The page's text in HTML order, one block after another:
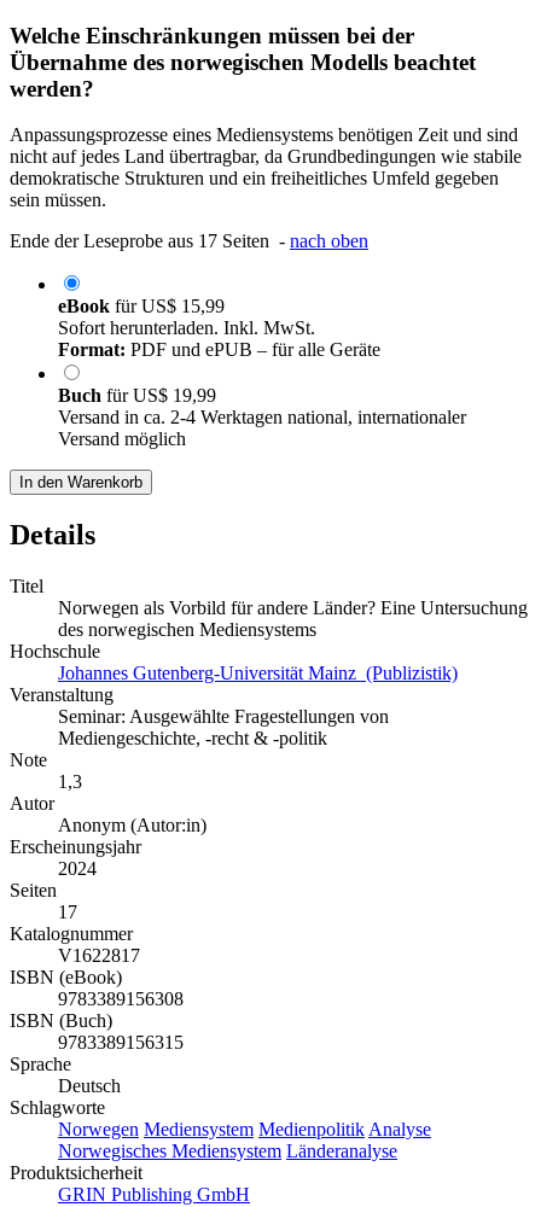
Welche Einschränkungen müssen bei der
Übernahme des norwegischen Modells beachtet
werden?
Anpassungsprozesse eines Mediensystems benötigen Zeit und sind
nicht auf jedes Land übertragbar, da Grundbedingungen wie stabile
demokratische Strukturen und ein freiheitliches Umfeld gegeben
sein müssen.
Ende der Leseprobe aus 17 Seiten - nach oben
eBook fürUS$ 15,99
Sofort herunterladen. Inkl. MwSt.
Format: PDF und ePUB – für alle Geräte
Buch fürUS$ 19,99
Versand in ca. 2-4 Werktagen national, internationaler
Versand möglich
In den Warenkorb
Details
Titel
Norwegen als Vorbild für andere Länder? Eine Untersuchung
des norwegischen Mediensystems
Hochschule
Johannes Gutenberg-Universität Mainz (Publizistik)
Veranstaltung
Seminar: Ausgewählte Fragestellungen von
Mediengeschichte, -recht & -politik
Note
1,3
Autor
Anonym (Autor:in)
Erscheinungsjahr
2024
Seiten
17
Katalognummer
V1622817
ISBN (eBook)
9783389156308
ISBN (Buch)
9783389156315
Sprache
Deutsch
Schlagworte
Norwegen Mediensystem Medienpolitik Analyse
Norwegisches Mediensystem Länderanalyse
Produktsicherheit
GRIN Publishing GmbH